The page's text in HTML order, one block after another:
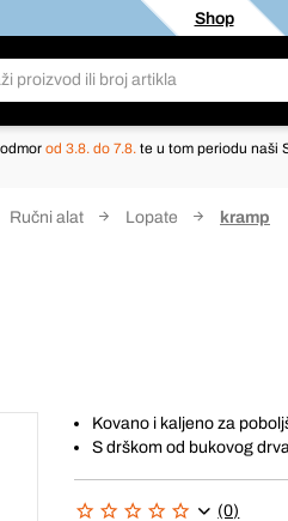
Shop
od 3.8. do 7.8. te u tom periodu naši
Ručni alat Lopate kramp
Kovano i kaljeno za
S drškom od bukovog
(0)